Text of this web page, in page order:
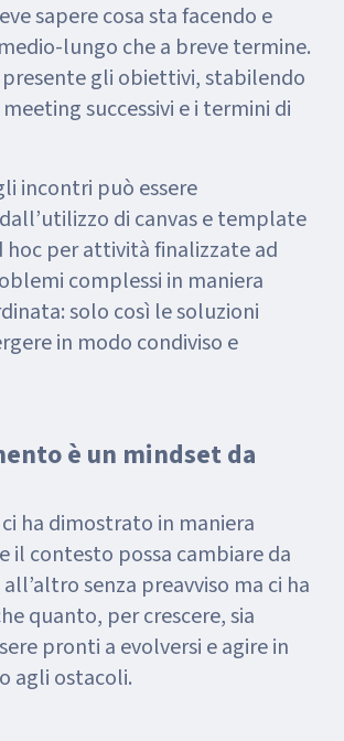
sapere cosa sta facendo e
lungo che a breve termine.
gli obiettivi, stabilendo
successivi e i termini di
incontri può essere
di canvas e template
per attività finalizzate ad
complessi in maniera
solo così le soluzioni
in modo condiviso e
è un mindset da
ha dimostrato in maniera
il contesto possa cambiare da
senza preavviso ma ci ha
quanto, per crescere, sia
pronti a evolversi e agire in
agli ostacoli.